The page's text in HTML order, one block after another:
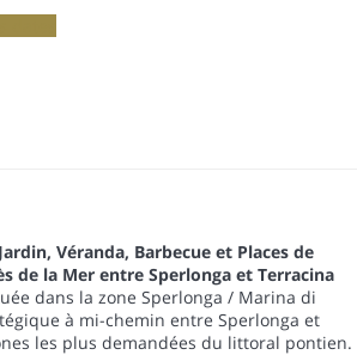
Véranda, Barbecue et Places de
de la Mer entre Sperlonga et Terracina
dans la zone Sperlonga / Marina di
à mi-chemin entre Sperlonga et
les plus demandées du littoral pontien.